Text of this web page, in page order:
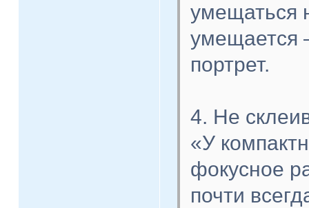
умещаться
умещается
портрет.
4. Не
«У
фокусное
почти